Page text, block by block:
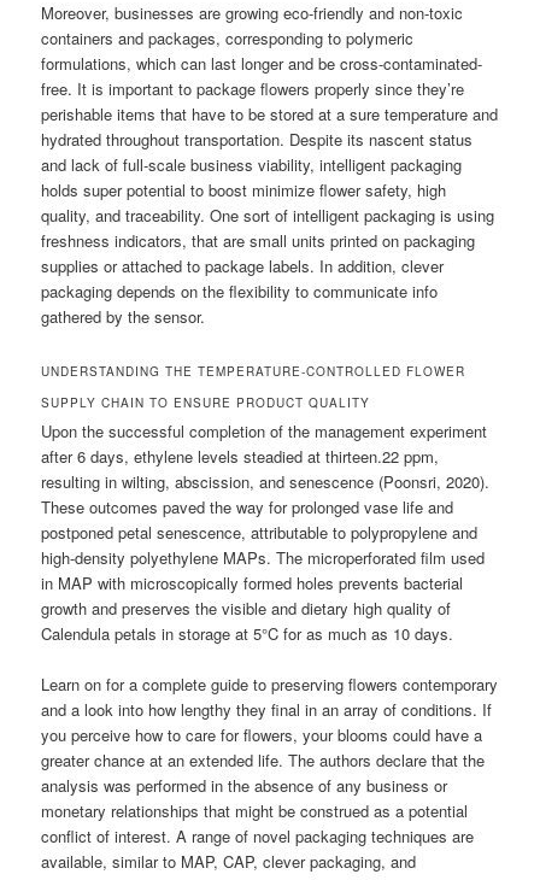
Moreover, businesses are growing eco-friendly and non-toxic
containers and packages, corresponding to polymeric
formulations, which can last longer and be cross-contaminated-
free. It is important to package flowers properly since they’re
perishable items that have to be stored at a sure temperature and
hydrated throughout transportation. Despite its nascent status
and lack of full-scale business viability, intelligent packaging
holds super potential to boost minimize flower safety, high
quality, and traceability. One sort of intelligent packaging is using
freshness indicators, that are small units printed on packaging
supplies or attached to package labels. In addition, clever
packaging depends on the flexibility to communicate info
gathered by the sensor.
UNDERSTANDING THE TEMPERATURE-CONTROLLED FLOWER
SUPPLY CHAIN TO ENSURE PRODUCT QUALITY
Upon the successful completion of the management experiment
after 6 days, ethylene levels steadied at thirteen.22 ppm,
resulting in wilting, abscission, and senescence (Poonsri, 2020).
These outcomes paved the way for prolonged vase life and
postponed petal senescence, attributable to polypropylene and
high-density polyethylene MAPs. The microperforated film used
in MAP with microscopically formed holes prevents bacterial
growth and preserves the visible and dietary high quality of
Calendula petals in storage at 5°C for as much as 10 days.
Learn on for a complete guide to preserving flowers contemporary
and a look into how lengthy they final in an array of conditions. If
you perceive how to care for flowers, your blooms could have a
greater chance at an extended life. The authors declare that the
analysis was performed in the absence of any business or
monetary relationships that might be construed as a potential
conflict of interest. A range of novel packaging techniques are
available, similar to MAP, CAP, clever packaging, and